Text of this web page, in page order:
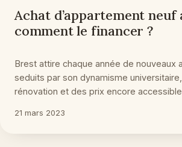
Achat d’appartement neuf
comment le financer ?
Brest attire chaque année de nouveaux
seduits par son dynamisme
rénovation et des prix encore
21 mars 2023